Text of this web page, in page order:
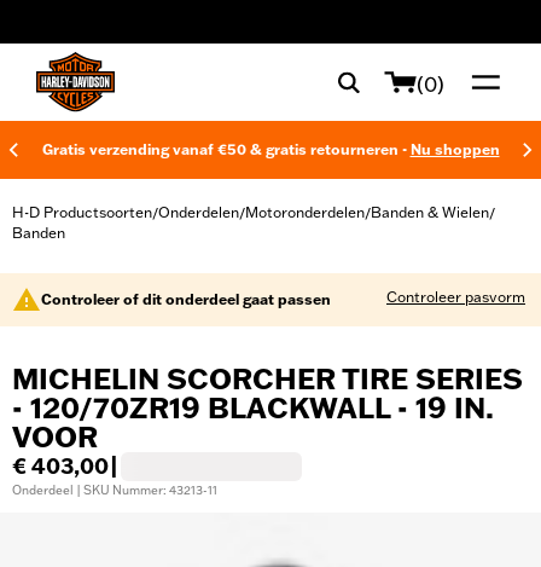
(0)
Gratis verzending vanaf €50 & gratis retourneren - Nu shoppen
H-D Productsoorten/Onderdelen/Motoronderdelen/Banden & Wielen/
Banden
Controleer of dit onderdeel gaat passen Controleer pasvorm
MICHELIN SCORCHER TIRE SERIES
- 120/70ZR19 BLACKWALL - 19 IN.
VOOR
€ 403,00
Onderdeel | SKU Nummer: 43213-11